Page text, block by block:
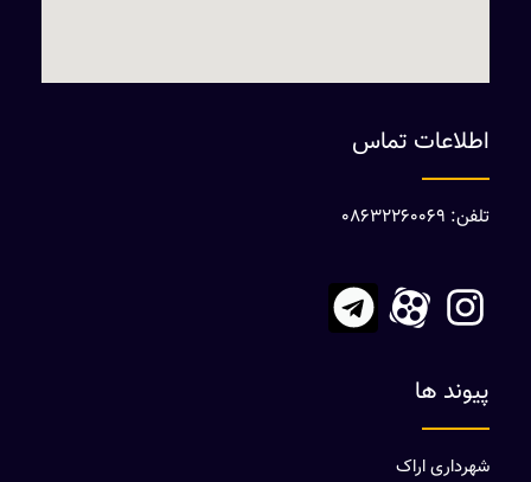
اطلاعات تماس
تلفن: 08632260069
پیوند ها
شهرداری اراک